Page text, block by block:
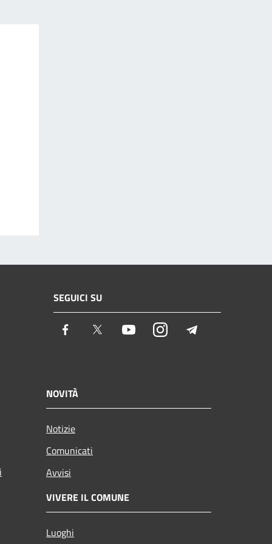
SEGUICI SU
Facebook Twitter YoutubeInstagram
NOVITÀ
Notizie
Comunicati
Avvisi
VIVERE IL COMUNE
Luoghi